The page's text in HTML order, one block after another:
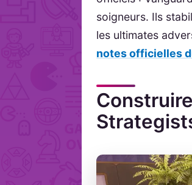
soigneurs. Ils
les ultimates
notes officielles